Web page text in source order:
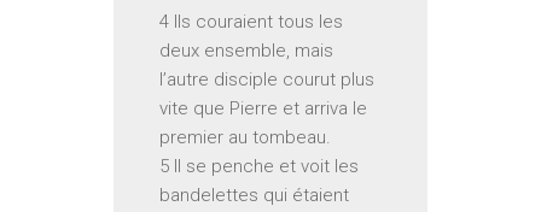
4 Ils couraient tous les
deux ensemble, mais
l’autre disciple courut plus
vite que Pierre et arriva le
premier au tombeau.
5 Il se penche et voit les
bandelettes qui étaient